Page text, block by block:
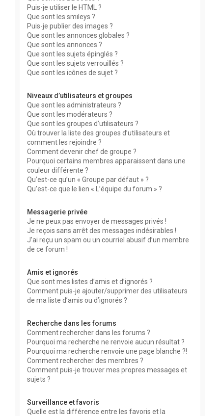
Puis-je utiliser le HTML ?
Que sont les smileys ?
Puis-je publier des images ?
Que sont les annonces globales ?
Que sont les annonces ?
Que sont les sujets épinglés ?
Que sont les sujets verrouillés ?
Que sont les icônes de sujet ?
Niveaux d’utilisateurs et groupes
Que sont les administrateurs ?
Que sont les modérateurs ?
Que sont les groupes d’utilisateurs ?
Où trouver la liste des groupes d’utilisateurs et
comment les rejoindre ?
Comment devenir chef de groupe ?
Pourquoi certains membres apparaissent dans une
couleur différente ?
Qu’est-ce qu’un « Groupe par défaut » ?
Qu’est-ce que le lien « L’équipe du forum » ?
Messagerie privée
Je ne peux pas envoyer de messages privés !
Je reçois sans arrêt des messages indésirables !
J’ai reçu un spam ou un courriel abusif d’un membre
de ce forum !
Amis et ignorés
Que sont mes listes d’amis et d’ignorés ?
Comment puis-je ajouter/supprimer des utilisateurs
de ma liste d’amis ou d’ignorés ?
Recherche dans les forums
Comment rechercher dans les forums ?
Pourquoi ma recherche ne renvoie aucun résultat ?
Pourquoi ma recherche renvoie une page blanche ?!
Comment rechercher des membres ?
Comment puis-je trouver mes propres messages et
sujets ?
Surveillance et favoris
Quelle est la différence entre les favoris et la